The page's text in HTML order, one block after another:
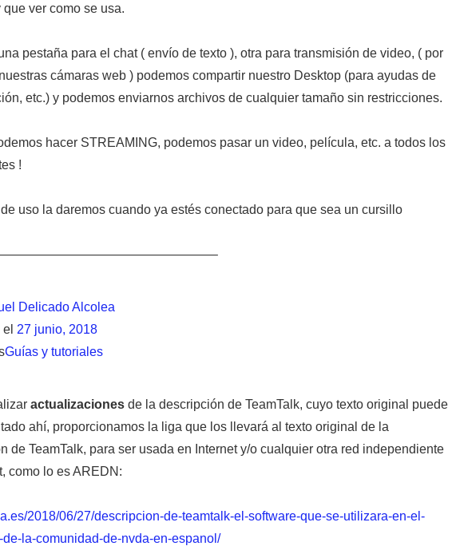
ver como se usa.
pestaña para el chat ( envío de texto ), otra para transmisión de video, ( por
cámaras web ) podemos compartir nuestro Desktop (para ayudas de
etc.) y podemos enviarnos archivos de cualquier tamaño sin restricciones.
hacer STREAMING, podemos pasar un video, película, etc. a todos los
!
uso la daremos cuando ya estés conectado para que sea un cursillo
Delicado Alcolea
27 junio, 2018
Guías y tutoriales
actualizaciones de la descripción de TeamTalk, cuyo texto original puede
ahí, proporcionamos la liga que los llevará al texto original de la
de TeamTalk, para ser usada en Internet y/o cualquier otra red independiente
como lo es AREDN:
2018/06/27/descripcion-de-teamtalk-el-software-que-se-utilizara-en-el-
de-la-comunidad-de-nvda-en-espanol/